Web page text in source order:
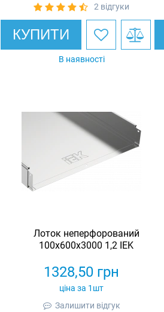
2 відгуки
КУПИТИ
В наявності
Лоток неперфорований
100x600x3000 1,2 IEK
1328,50 грн
ціна за 1шт
Залишити відгук